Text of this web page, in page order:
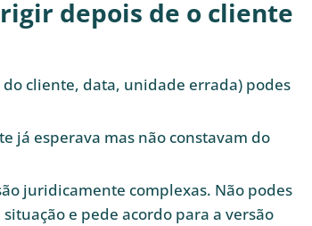
depois de o cliente
cliente, data, unidade errada) podes
já esperava mas não constavam do
juridicamente complexas. Não podes
e pede acordo para a versão